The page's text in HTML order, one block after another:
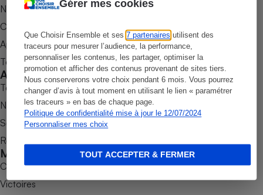
Gérer mes cookies
Que Choisir Ensemble et ses7 partenaires utilisent des
traceurs pour mesurer l’audience, la performance,
personnaliser les contenus, les partager, optimiser la
promotion et afficher des contenus provenant de sites tiers.
Nous conserverons votre choix pendant 6 mois. Vous pourrez
changer d’avis à tout moment en utilisant le lien « paramétrer
les traceurs » en bas de chaque page.
Politique de confidentialité mise à jour le 12/07/2024
Personnaliser mes choix
TOUT ACCEPTER & FERMER
alimentaire
Assurance emprunteur
Téléviseur
Matelas
Mutuelle
Antimoustique
Nos newsletters
Commander une parution
Appli Quel Produit
Tous nos tests de produits
Accompagner
Tous nos comparateurs
Nos services
Soumettre un litige
Rencontrer une association locale
Mobiliser
Combats
Victoires